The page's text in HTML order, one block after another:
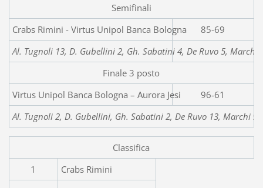
Semifinali
Crabs Rimini - Virtus Unipol Banca Bologna
85-69
Al. Tugnoli 13, D. Gubellini 2, Gh. Sabatini 4, De Ruvo 5,
Finale 3 posto
Virtus Unipol Banca Bologna –
96-61
Al. Tugnoli 2, D. Gubellini, Gh. Sabatini 2, De Ruvo 13, Marchi
Classifica
1
Crabs Rimini